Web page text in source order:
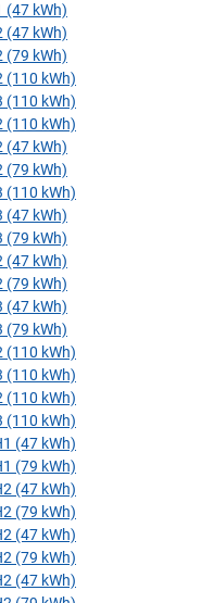
(47 kWh)
(47 kWh)
(79 kWh)
(110 kWh)
(110 kWh)
(110 kWh)
(47 kWh)
(79 kWh)
(110 kWh)
(47 kWh)
(79 kWh)
(47 kWh)
(79 kWh)
(47 kWh)
(79 kWh)
(110 kWh)
(110 kWh)
(110 kWh)
(110 kWh)
(47 kWh)
(79 kWh)
(47 kWh)
(79 kWh)
(47 kWh)
(79 kWh)
(47 kWh)